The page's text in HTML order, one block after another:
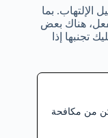
الإلتهاب. بما
هناك بعض
تجنبها إذا
من مكافحة